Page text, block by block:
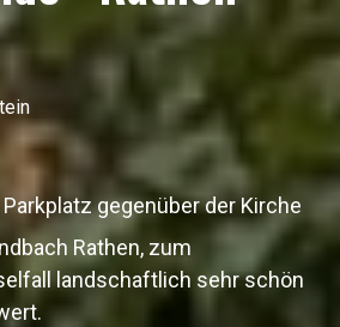
gegenüber der Kirche
Rathen, zum
landschaftlich sehr schön